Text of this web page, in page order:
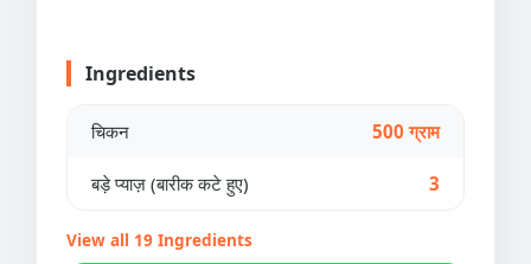
Ingredients
चिकन 500 ग्राम
बड़े प्याज़ (बारीक कटे हुए) 3
View all 19 Ingredients